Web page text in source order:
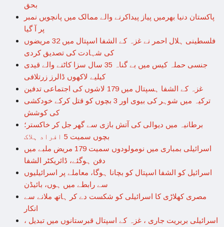
بحق
پاکستان دنیا بھرمیں پیاز پیداکرنے والے ممالک میں پانچویں نمبر
پر آ گیا
فلسطینی ہلال احمر نے غزہ کے الشفا اسپتال میں 32 مریضوں
کی شہادت کی تصدیق کردی
جنسی حملہ کیس میں بے گناہ 35 سال سزا کاٹنے والے قیدی
کیلیے لاکھوں ڈالرز زرتلافی
غزہ کے الشفا ہسپتال میں 179 لاشوں کی اجتماعی تدفین
ترکیہ میں شوہر کی بیوی اور 3 بچوں کو قتل کرکے خودکشی
کی کوشش
برطانیہ میں دیوالی کی آتش بازی سے گھر جل کر خاکستر؛
بچوں سمیت 5 افراد ہلاک
اسرائیلی بمباری میں نومولودوں سمیت 179 مریض ملبے میں
دفن ہوگئے، ڈائریکٹر الشفا
اسرائیل کو الشفا اسپتال کو بچانا ہوگا، معاملے پر اسرائیلیوں
سے رابطے میں ہوں، بائیڈن
مصری کھلاڑی کا اسرائیلی کو شکست دے کر ہاتھ ملانے سے
انکار
اسرائیلی بربریت جاری ، غزہ کے اسپتال قبرستانوں میں تبدیل ،